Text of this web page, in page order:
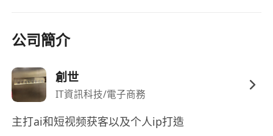
提供基礎崗位培訓及作業指引，協助兼職人員快
表現優異者有機會獲推薦參與其他合作項目，或
納入公司長期兼職人才庫，增加穩定接案機會。
卡，注重成果導向與 mutual trust 的合作關
公司簡介
創世
IT資訊科技/電子商務
主打ai和短视频获客以及个人ip打造